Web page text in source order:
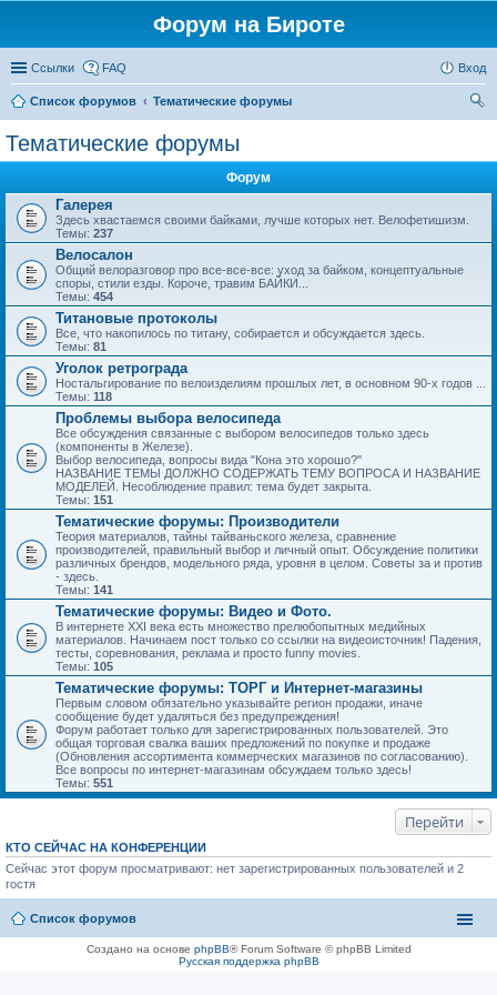
Форум на Бироте
Ссылки FAQ Вход
Список форумов
Тематические форумы
Тематические форумы
Форум
Галерея
Здесь хвастаемся своими байками, лучше которых нет. Велофетишизм.
Темы: 237
Велосалон
Общий велоразговор про все-все-все: уход за байком, концептуальные
споры, стили езды. Короче, травим БАЙКИ...
Темы: 454
Титановые протоколы
Все, что накопилось по титану, собирается и обсуждается здесь.
Темы: 81
Уголок ретрограда
Ностальгирование по велоизделиям прошлых лет, в основном 90-х годов ...
Темы: 118
Проблемы выбора велосипеда
Все обсуждения связанные с выбором велосипедов только здесь
(компоненты в Железе).
Выбор велосипеда, вопросы вида "Кона это хорошо?"
НАЗВАНИЕ ТЕМЫ ДОЛЖНО СОДЕРЖАТЬ ТЕМУ ВОПРОСА И НАЗВАНИЕ
МОДЕЛЕЙ. Несоблюдение правил: тема будет закрыта.
Темы: 151
Тематические форумы: Производители
Теория материалов, тайны тайваньского железа, сравнение
производителей, правильный выбор и личный опыт. Обсуждение политики
различных брендов, модельного ряда, уровня в целом. Советы за и против
- здесь.
Темы: 141
Тематические форумы: Видео и Фото.
В интернете XXI века есть множество прелюбопытных медийных
материалов. Начинаем пост только со ссылки на видеоисточник! Падения,
тесты, соревнования, реклама и просто funny movies.
Темы: 105
Тематические форумы: ТОРГ и Интернет-магазины
Первым словом обязательно указывайте регион продажи, иначе
сообщение будет удаляться без предупреждения!
Форум работает только для зарегистрированных пользователей. Это
общая торговая свалка ваших предложений по покупке и продаже
(Обновления ассортимента коммерческих магазинов по согласованию).
Все вопросы по интернет-магазинам обсуждаем только здесь!
Темы: 551
Перейти
КТО СЕЙЧАС НА КОНФЕРЕНЦИИ
Сейчас этот форум просматривают: нет зарегистрированных пользователей и 2
гостя
Список форумов
Создано на основе phpBB® Forum Software © phpBB Limited
Русская поддержка phpBB